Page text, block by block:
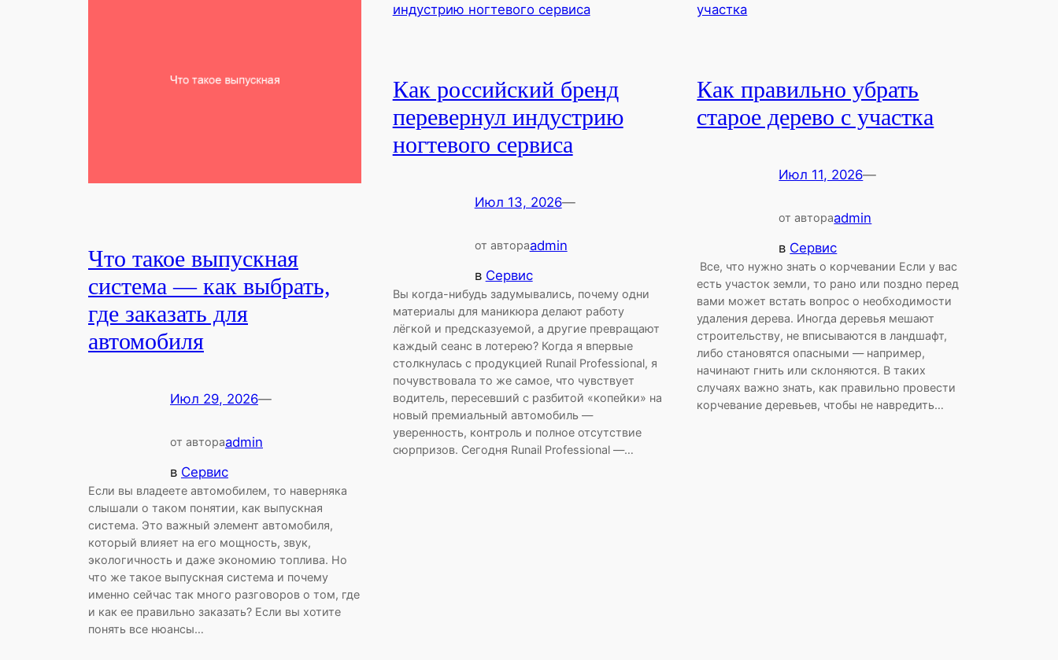
Что такое выпускная
система — как выбрать,
где заказать для
автомобиля
Июл 29, 2026—
от автораadmin
в Сервис
Если вы владеете автомобилем, то наверняка
слышали о таком понятии, как выпускная
система. Это важный элемент автомобиля,
который влияет на его мощность, звук,
экологичность и даже экономию топлива. Но
что же такое выпускная система и почему
именно сейчас так много разговоров о том, где
и как ее правильно заказать? Если вы хотите
понять все нюансы…
Как российский бренд
перевернул индустрию
ногтевого сервиса
Июл 13, 2026—
от автораadmin
в Сервис
Вы когда-нибудь задумывались, почему одни
материалы для маникюра делают работу
лёгкой и предсказуемой, а другие превращают
каждый сеанс в лотерею? Когда я впервые
столкнулась с продукцией Runail Professional, я
почувствовала то же самое, что чувствует
водитель, пересевший с разбитой «копейки» на
новый премиальный автомобиль —
уверенность, контроль и полное отсутствие
сюрпризов. Сегодня Runail Professional —…
Как правильно убрать
старое дерево с участка
Июл 11, 2026—
от автораadmin
в Сервис
Все, что нужно знать о корчевании Если у вас
есть участок земли, то рано или поздно перед
вами может встать вопрос о необходимости
удаления дерева. Иногда деревья мешают
строительству, не вписываются в ландшафт,
либо становятся опасными — например,
начинают гнить или склоняются. В таких
случаях важно знать, как правильно провести
корчевание деревьев, чтобы не навредить…